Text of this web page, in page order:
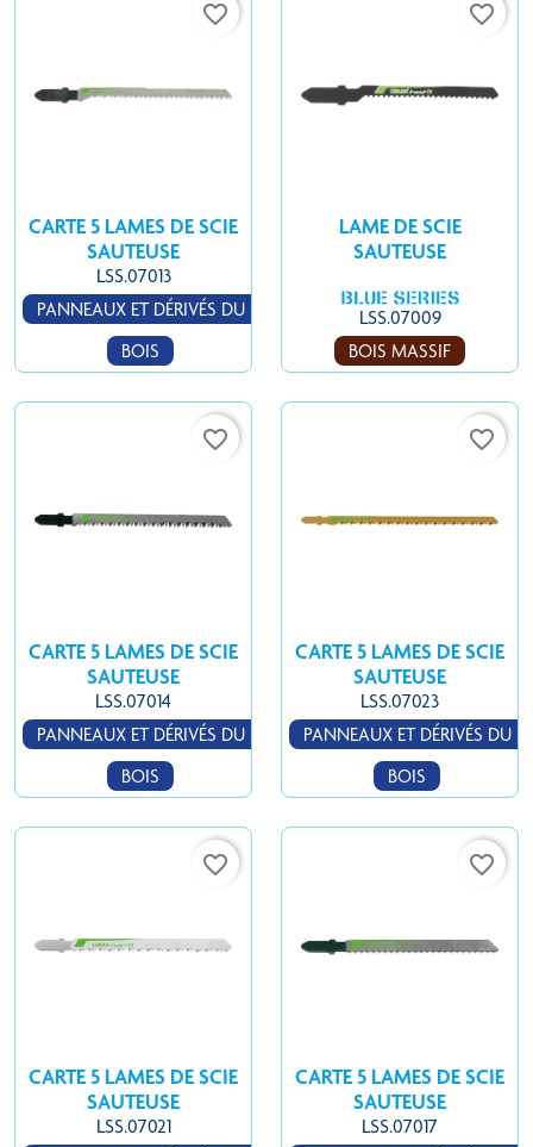
favorite_border
CARTE 5 LAMES DE SCIE
SAUTEUSE
LSS.07013
PANNEAUX ET DÉRIVÉS DU
BOIS
favorite_border
LAME DE SCIE
SAUTEUSE
LSS.07009
BOIS MASSIF
favorite_border
CARTE 5 LAMES DE SCIE
SAUTEUSE
LSS.07014
PANNEAUX ET DÉRIVÉS DU
BOIS
favorite_border
CARTE 5 LAMES DE SCIE
SAUTEUSE
LSS.07023
PANNEAUX ET DÉRIVÉS DU
BOIS
favorite_border
CARTE 5 LAMES DE SCIE
SAUTEUSE
LSS.07021
favorite_border
CARTE 5 LAMES DE SCIE
SAUTEUSE
LSS.07017